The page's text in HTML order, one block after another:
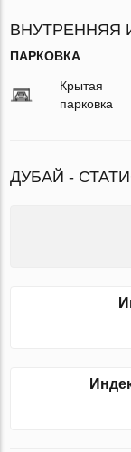
ВНУТРЕННЯЯ
ПАРКОВКА
Крытая
парковка
ДУБАЙ -